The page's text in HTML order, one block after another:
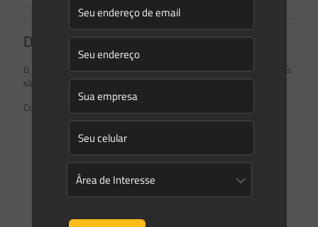
Deixe um comentário
O seu endereço de e-mail não será publicado.Campos obrigatórios
são marcados com*
Comentário